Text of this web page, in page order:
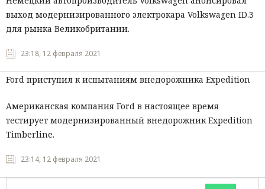
выход модернизированного электрокара Volkswagen ID.3
для рынка Великобритании.
23:18, 12 февраля 2021
Ford приступил к испытаниям внедорожника Expedition
Американская компания Ford в настоящее время
тестирует модернизированный внедорожник Expedition
Timberline.
23:14, 12 февраля 2021